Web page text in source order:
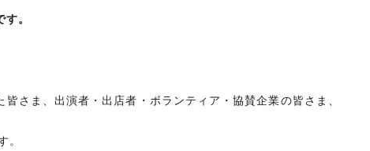
。
さま、出演者・出店者・ボランティア・協賛企業の皆さま、
。